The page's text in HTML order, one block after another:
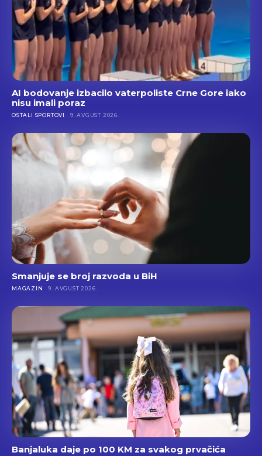
AI bodovanje izbacilo vaterpoliste Crne Gore iako
nisu imali poraz
OSTALI SPORTOVI 9. AVGUST 2026.
Smanjuje se broj razvoda u BiH
MAGAZIN 9. AVGUST 2026.
Banjaluka daje po 100 KM za svakog prvačića